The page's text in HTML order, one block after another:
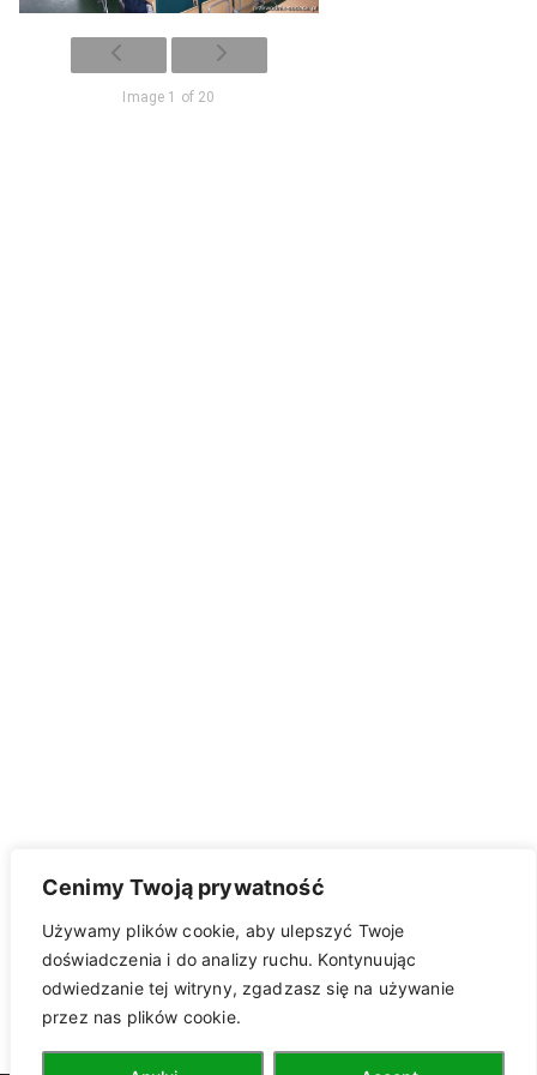
Cenimy Twoją prywatność
Używamy plików cookie, aby ulepszyć Twoje
doświadczenia i do analizy ruchu. Kontynuując
odwiedzanie tej witryny, zgadzasz się na używanie
przez nas plików cookie.
Image 1 of 20